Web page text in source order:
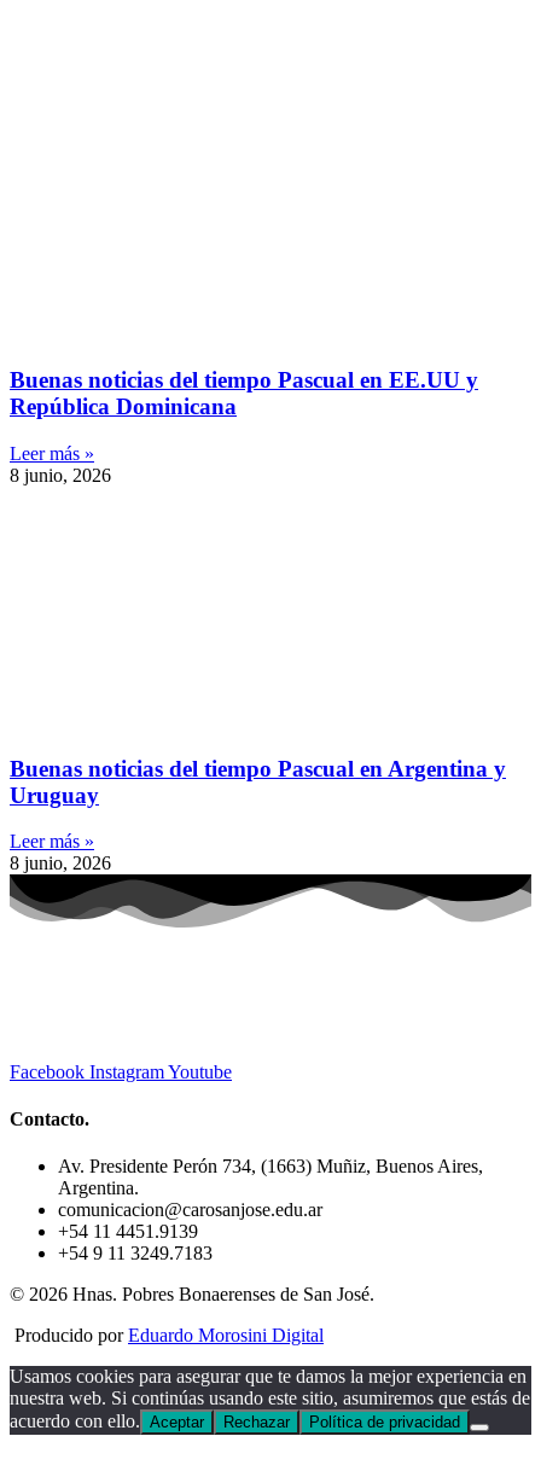
Buenas noticias del tiempo Pascual en EE.UU y
República Dominicana
Leer más »
8 junio, 2026
Buenas noticias del tiempo Pascual en Argentina y
Uruguay
Leer más »
8 junio, 2026
Facebook InstagramYoutube
Contacto.
Av. Presidente Perón 734, (1663) Muñiz, Buenos Aires,
Argentina.
comunicacion@carosanjose.edu.ar
+54 11 4451.9139
+54 9 11 3249.7183
© 2026 Hnas. Pobres Bonaerenses de San José.
Producido porEduardo Morosini Digital
Usamos cookies para asegurar que te damos la mejor experiencia en
nuestra web. Si continúas usando este sitio, asumiremos que estás de
acuerdo con ello. Aceptar Rechazar Política de privacidad